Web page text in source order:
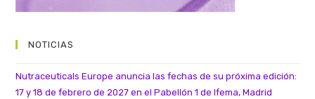
NOTICIAS
Nutraceuticals Europe anuncia las fechas de su próxima edición:
17 y 18 de febrero de 2027 en el Pabellón 1 de Ifema, Madrid